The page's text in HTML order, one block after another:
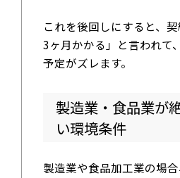
これを後回しにすると、
3ヶ月かかる」と言われて
予定がズレます。
製造業・食品業が
い環境条件
製造業や食品加工業の場